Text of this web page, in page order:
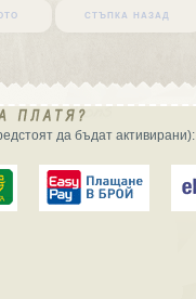
стъпка назад
да бъдат активирани):